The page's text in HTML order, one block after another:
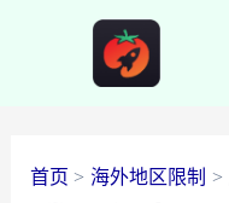
首页 海外地区限制